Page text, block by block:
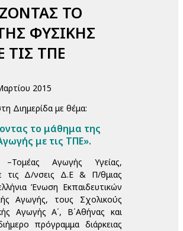
ΤΟ
ΦΥΣΙΚΗΣ
ΤΙΣ ΤΠΕ
2015
Διημερίδα με θέμα:
το μάθημα της
με τις ΤΠΕ».
Αγωγής Υγείας,
τις Δ/νσεις Δ.Ε & Π/θμιας
Ένωση Εκπαιδευτικών
Αγωγής, τους Σχολικούς
Αγωγής Α΄, Β΄Αθήνας και
πρόγραμμα διάρκειας